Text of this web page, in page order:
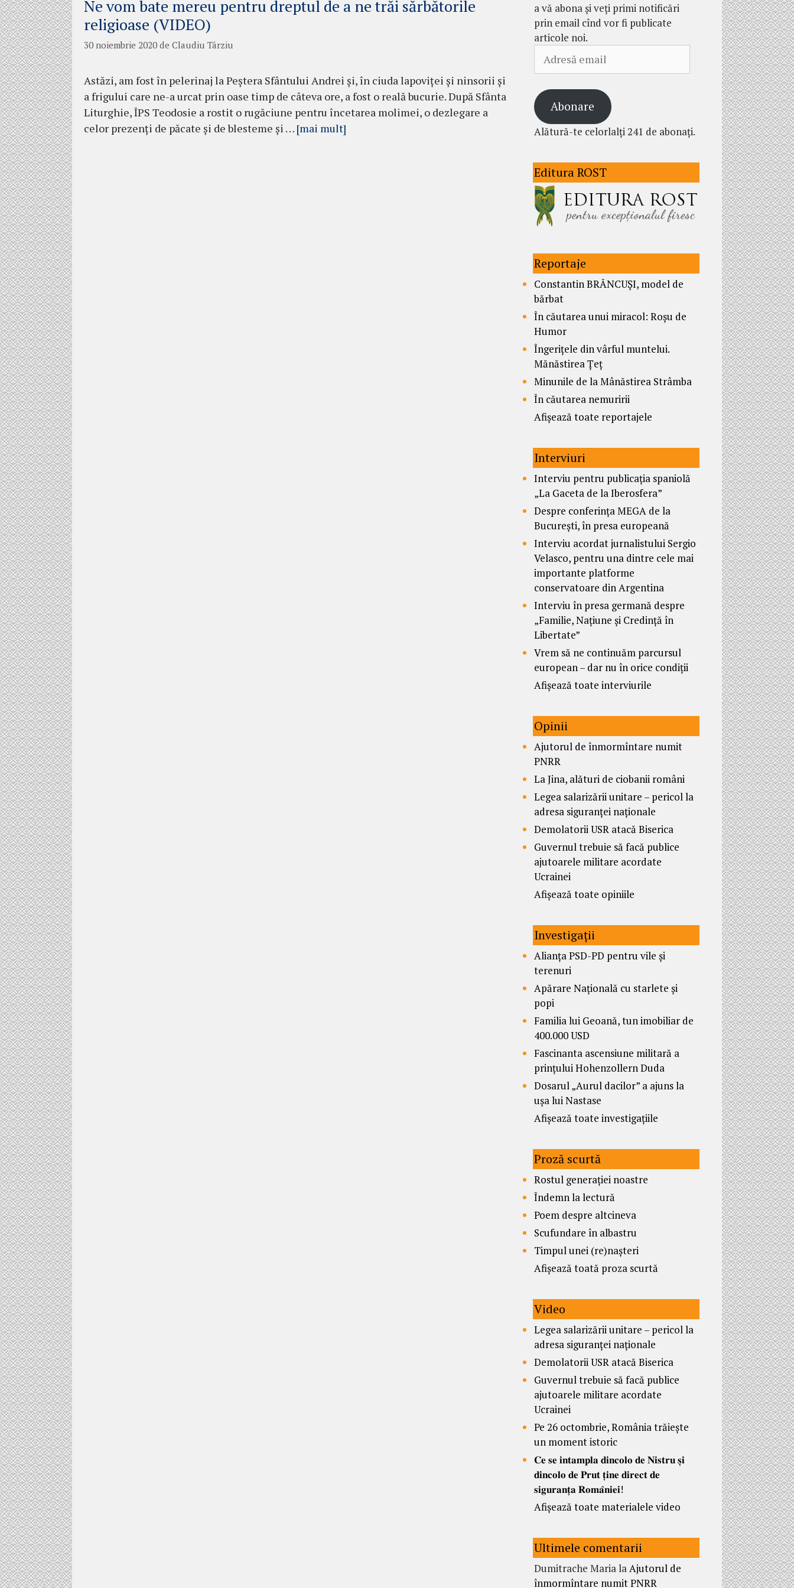
Ne vom bate mereu pentru dreptul de a ne trăi sărbătorile
religioase (VIDEO)
30 noiembrie 2020 de Claudiu Târziu
Astăzi, am fost în pelerinaj la Peștera Sfântului Andrei și, în ciuda lapoviței și ninsorii și
a frigului care ne-a urcat prin oase timp de câteva ore, a fost o reală bucurie. După Sfânta
Liturghie, ÎPS Teodosie a rostit o rugăciune pentru încetarea molimei, o dezlegare a
celor prezenți de păcate și de blesteme și … [mai mult]
a vă abona și veți primi notificări
prin email cînd vor fi publicate
articole noi.
email
Abonare
Alătură-te celorlalți 241 de abonați.
Editura ROST
Reportaje
Constantin BRÂNCUȘI, model de
bărbat
În căutarea unui miracol: Roșu de
Humor
Îngerițele din vârful muntelui.
Mănăstirea Țeț
Minunile de la Mânăstirea Strâmba
În căutarea nemuririi
Afișează toate reportajele
Interviuri
Interviu pentru publicația spaniolă
„La Gaceta de la Iberosfera”
Despre conferința MEGA de la
București, în presa europeană
Interviu acordat jurnalistului Sergio
Velasco, pentru una dintre cele mai
importante platforme
conservatoare din Argentina
Interviu în presa germană despre
„Familie, Națiune și Credință în
Libertate”
Vrem să ne continuăm parcursul
european – dar nu în orice condiții
Afișează toate interviurile
Opinii
Ajutorul de înmormîntare numit
PNRR
La Jina, alături de ciobanii români
Legea salarizării unitare – pericol la
adresa siguranței naționale
Demolatorii USR atacă Biserica
Guvernul trebuie să facă publice
ajutoarele militare acordate
Ucrainei
Afișează toate opiniile
Investigații
Alianța PSD-PD pentru vile și
terenuri
Apărare Națională cu starlete și
popi
Familia lui Geoană, tun imobiliar de
400.000 USD
Fascinanta ascensiune militară a
prințului Hohenzollern Duda
Dosarul „Aurul dacilor” a ajuns la
ușa lui Nastase
Afișează toate investigațiile
Proză scurtă
Rostul generației noastre
Îndemn la lectură
Poem despre altcineva
Scufundare în albastru
Timpul unei (re)nașteri
Afișează toată proza scurtă
Video
Legea salarizării unitare – pericol la
adresa siguranței naționale
Demolatorii USR atacă Biserica
Guvernul trebuie să facă publice
ajutoarele militare acordate
Ucrainei
Pe 26 octombrie, România trăiește
un moment istoric
𝐂𝐞 𝐬𝐞 𝐢𝐧𝐭𝐚𝐦𝐩𝐥𝐚 𝐝𝐢𝐧𝐜𝐨𝐥𝐨 𝐝𝐞 𝐍𝐢𝐬𝐭𝐫𝐮 𝐬̦𝐢
𝐝𝐢𝐧𝐜𝐨𝐥𝐨 𝐝𝐞 𝐏𝐫𝐮𝐭 𝐭̦𝐢𝐧𝐞 𝐝𝐢𝐫𝐞𝐜𝐭 𝐝𝐞
𝐬𝐢𝐠𝐮𝐫𝐚𝐧𝐭̦𝐚 𝐑𝐨𝐦𝐚̂𝐧𝐢𝐞𝐢!
Afișează toate materialele video
Ultimele comentarii
Dumitrache MarialaAjutorul de
înmormîntare numit PNRR